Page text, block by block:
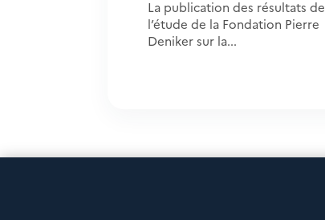
La publication des résultats de
l’étude de la Fondation Pierre
Deniker sur la...